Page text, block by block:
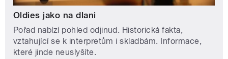
Oldies jako na dlani
Pořad nabízí pohled odjinud. Historická fakta,
vztahující se k interpretům i skladbám. Informace,
které jinde neuslyšíte.